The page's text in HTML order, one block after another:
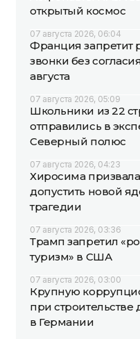
открытый космос
07 августа 2026, 06:04
Франция запретит
звонки без
августа
07 августа 2026, 05:09
Школьники из 22
отправились в
Северный полюс
07 августа 2026, 04:23
Хиросима
допустить новой
трагедии
07 августа 2026, 03:36
Трамп запретил
туризм» в США
07 августа 2026, 03:00
Крупную
при
в Германии